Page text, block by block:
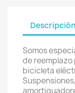
Descripción
Somos
de
bicicleta